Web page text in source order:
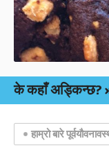
के कहाँ अड्किन्छ?
हाम्रो बारे